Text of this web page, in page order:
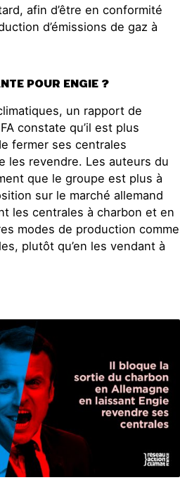
afin d’être en conformité
d’émissions de gaz à
POUR ENGIE ?
un rapport de
constate qu’il est plus
fermer ses centrales
les revendre. Les auteurs du
que le groupe est plus à
sur le marché allemand
les centrales à charbon et en
modes de production comme
plutôt qu’en les vendant à